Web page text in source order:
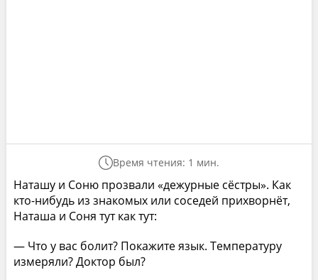
Время чтения: 1 мин.
Наташу и Соню прозвали «дежурные сёстры». Как
кто-нибудь из знакомых или соседей прихворнёт,
Наташа и Соня тут как тут:
— Что у вас болит? Покажите язык. Температуру
измеряли? Доктор был?